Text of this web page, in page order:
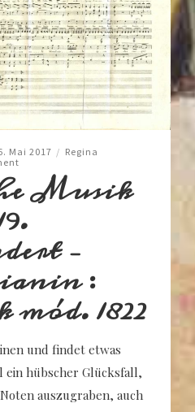
Mai 2017 / Regina
Musik
–
:
1822
und findet etwas
ein hübscher Glücksfall,
auszugraben, auch